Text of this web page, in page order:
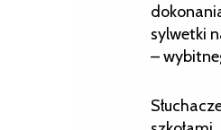
sylwetki
–